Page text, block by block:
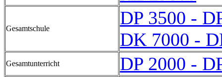
Gesamtschule
DP 3500 -
DK 7000 -
Gesamtunterricht DP 2000 -